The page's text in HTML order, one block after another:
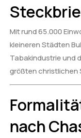
Mit rund 65.000
kleineren Städten
Tabakindustrie und
größten
nach